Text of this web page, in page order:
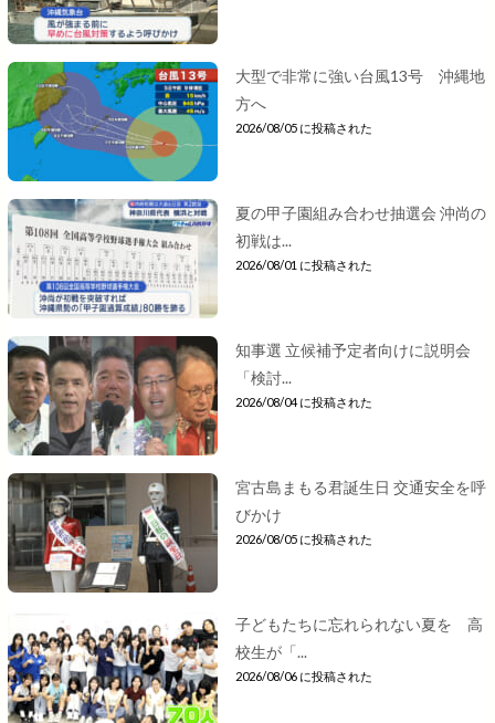
大型で非常に強い台風13号 沖縄地
方へ
2026/08/05 に投稿された
夏の甲子園組み合わせ抽選会 沖尚の
初戦は...
2026/08/01 に投稿された
知事選 立候補予定者向けに説明会
「検討...
2026/08/04 に投稿された
宮古島まもる君誕生日 交通安全を呼
びかけ
2026/08/05 に投稿された
子どもたちに忘れられない夏を 高
校生が「...
2026/08/06 に投稿された